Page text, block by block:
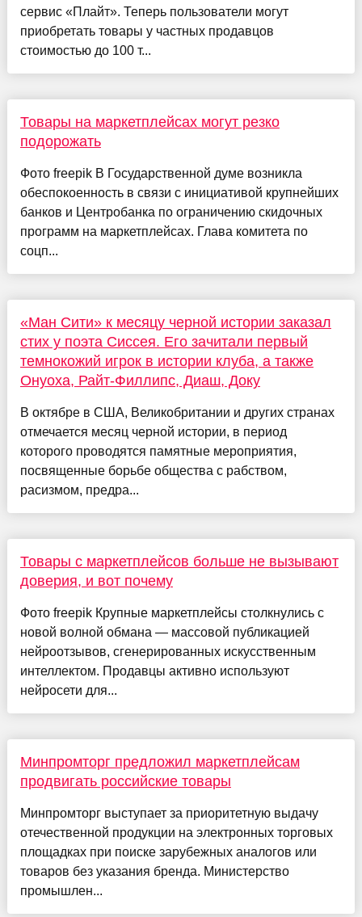
сервис «Плайт». Теперь пользователи могут
приобретать товары у частных продавцов
стоимостью до 100 т...
Товары на маркетплейсах могут резко
подорожать
Фото freepik В Государственной думе возникла
обеспокоенность в связи с инициативой крупнейших
банков и Центробанка по ограничению скидочных
программ на маркетплейсах. Глава комитета по
соцп...
«Ман Сити» к месяцу черной истории заказал
стих у поэта Сиссея. Его зачитали первый
темнокожий игрок в истории клуба, а также
Онуоха, Райт-Филлипс, Диаш, Доку
В октябре в США, Великобритании и других странах
отмечается месяц черной истории, в период
которого проводятся памятные мероприятия,
посвященные борьбе общества с рабством,
расизмом, предра...
Товары с маркетплейсов больше не вызывают
доверия, и вот почему
Фото freepik Крупные маркетплейсы столкнулись с
новой волной обмана — массовой публикацией
нейроотзывов, сгенерированных искусственным
интеллектом. Продавцы активно используют
нейросети для...
Минпромторг предложил маркетплейсам
продвигать российские товары
Минпромторг выступает за приоритетную выдачу
отечественной продукции на электронных торговых
площадках при поиске зарубежных аналогов или
товаров без указания бренда. Министерство
промышлен...